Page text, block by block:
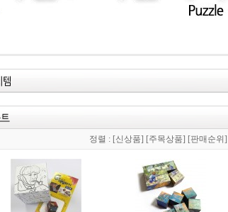
정렬 : [신상품] [주목상품] [판매순위]